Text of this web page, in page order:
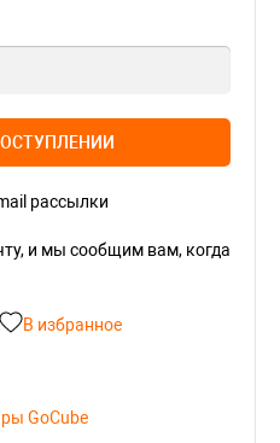
рассылки
и мы сообщим вам, когда
В избранное
GoCube